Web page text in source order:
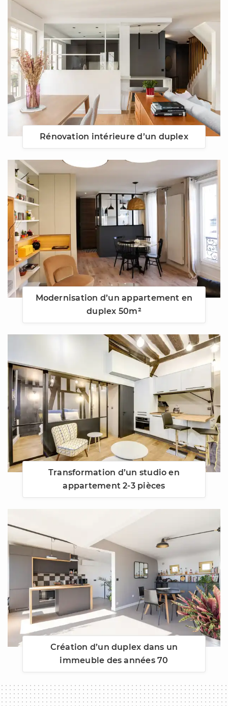
Rénovation intérieure d’un duplex
Modernisation d’un appartement en
duplex 50m²
Transformation d’un studio en
appartement 2-3 pièces
Création d’un duplex dans un
immeuble des années 70